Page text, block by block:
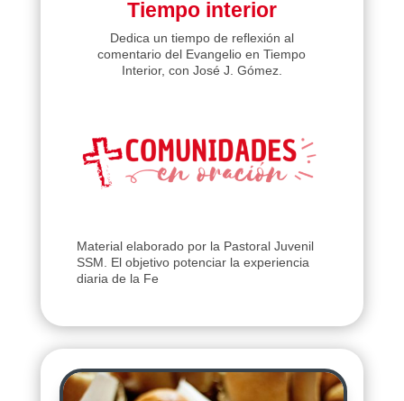
Tiempo interior
Dedica un tiempo de reflexión al
comentario del Evangelio en Tiempo
Interior, con José J. Gómez.
Material elaborado por la Pastoral Juvenil
SSM. El objetivo potenciar la experiencia
diaria de la Fe